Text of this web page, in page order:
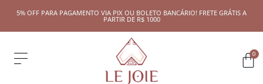
5% OFF PARA PAGAMENTO VIA PIX OU BOLETO BANCÁRIO! FRETE GRÁTIS A
PARTIR DE R$ 1000
0